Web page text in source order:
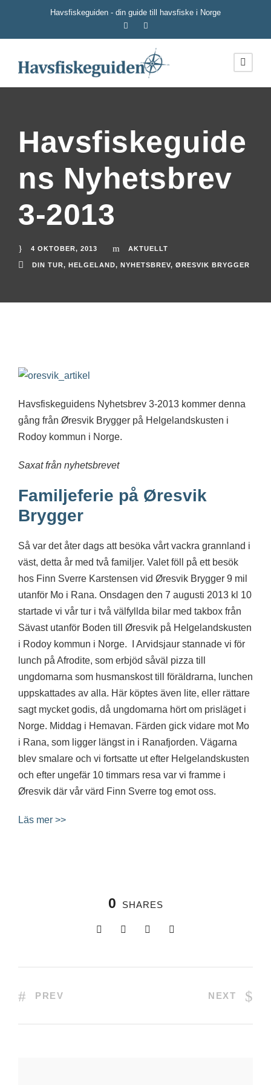
Havsfiskeguiden - din guide till havsfiske i Norge
Havsfiskeguide
ns Nyhetsbrev
3-2013
4 OKTOBER, 2013 AKTUELLT
DIN TUR, HELGELAND, NYHETSBREV, ØRESVIK BRYGGER
Havsfiskeguidens Nyhetsbrev 3-2013 kommer denna
gång från Øresvik Brygger på Helgelandskusten i
Rodoy kommun i Norge.
Saxat från nyhetsbrevet
Familjeferie på Øresvik
Brygger
Så var det åter dags att besöka vårt vackra grannland i
väst, detta år med två familjer. Valet föll på ett besök
hos Finn Sverre Karstensen vid Øresvik Brygger 9 mil
utanför Mo i Rana. Onsdagen den 7 augusti 2013 kl 10
startade vi vår tur i två välfyllda bilar med takbox från
Sävast utanför Boden till Øresvik på Helgelandskusten
i Rodoy kommun i Norge. I Arvidsjaur stannade vi för
lunch på Afrodite, som erbjöd såväl pizza till
ungdomarna som husmanskost till föräldrarna, lunchen
uppskattades av alla. Här köptes även lite, eller rättare
sagt mycket godis, då ungdomarna hört om prisläget i
Norge. Middag i Hemavan. Färden gick vidare mot Mo
i Rana, som ligger längst in i Ranafjorden. Vägarna
blev smalare och vi fortsatte ut efter Helgelandskusten
och efter ungefär 10 timmars resa var vi framme i
Øresvik där vår värd Finn Sverre tog emot oss.
Läs mer >>
0 SHARES
PREV NEXT